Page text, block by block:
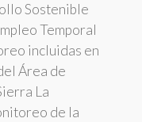
Sostenible
Temporal
incluidas en
Área de
La
de la